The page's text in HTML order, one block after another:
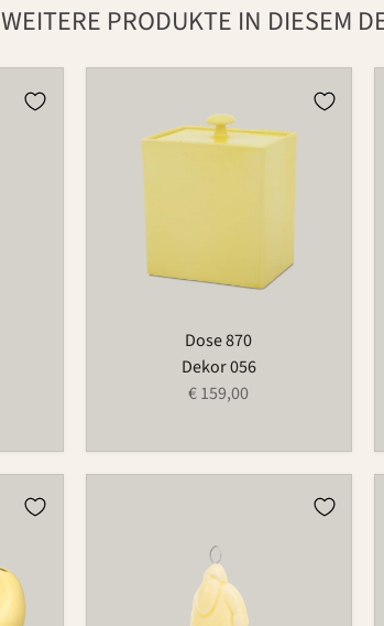
WEITERE PRODUKTE IN DIESEM
Dose 870
Dekor 056
€ 159,00